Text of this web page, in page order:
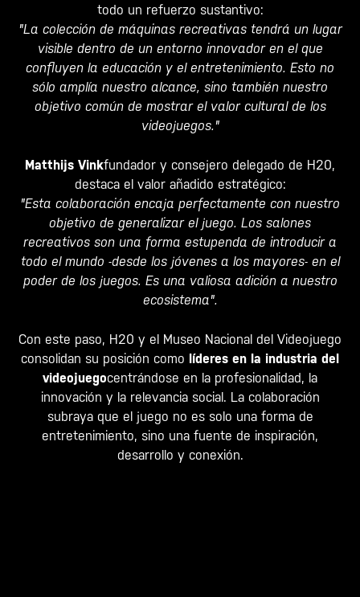
todo un refuerzo sustantivo:
"La colección de máquinas recreativas tendrá un lugar
visible dentro de un entorno innovador en el que
confluyen la educación y el entretenimiento. Esto no
sólo amplía nuestro alcance, sino también nuestro
objetivo común de mostrar el valor cultural de los
videojuegos."
Matthijs Vinkfundador y consejero delegado de H20,
destaca el valor añadido estratégico:
"Esta colaboración encaja perfectamente con nuestro
objetivo de generalizar el juego. Los salones
recreativos son una forma estupenda de introducir a
todo el mundo -desde los jóvenes a los mayores- en el
poder de los juegos. Es una valiosa adición a nuestro
ecosistema".
Con este paso, H20 y el Museo Nacional del Videojuego
consolidan su posición como líderes en la industria del
videojuegocentrándose en la profesionalidad, la
innovación y la relevancia social. La colaboración
subraya que el juego no es solo una forma de
entretenimiento, sino una fuente de inspiración,
desarrollo y conexión.